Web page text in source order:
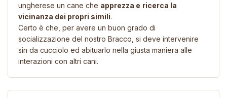
ungherese un cane che apprezza e ricerca la
vicinanza dei propri simili.
Certo è che, per avere un buon grado di
socializzazione del nostro Bracco, si deve intervenire
sin da cucciolo ed abituarlo nella giusta maniera alle
interazioni con altri cani.